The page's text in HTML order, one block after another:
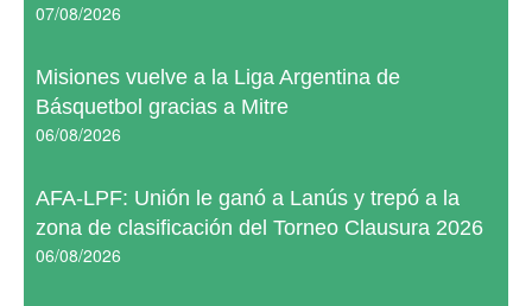
07/08/2026
Misiones vuelve a la Liga Argentina de
Básquetbol gracias a Mitre
06/08/2026
AFA-LPF: Unión le ganó a Lanús y trepó a la
zona de clasificación del Torneo Clausura 2026
06/08/2026